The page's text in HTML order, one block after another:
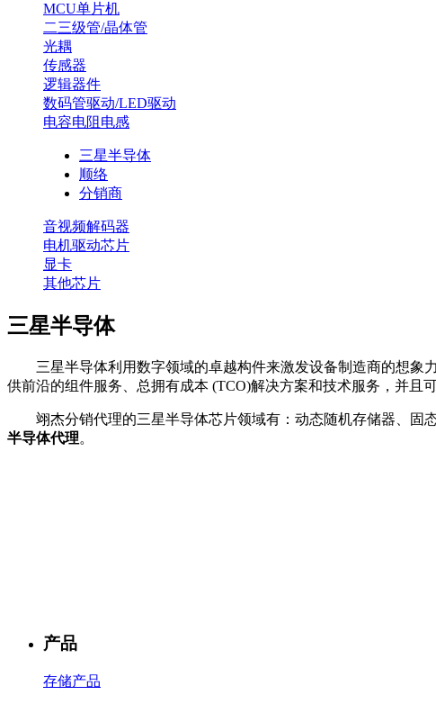
MCU单片机
二三级管/晶体管
光耦
传感器
逻辑器件
数码管驱动/LED驱动
电容电阻电感
三星半导体
顺络
分销商
音视频解码器
电机驱动芯片
显卡
其他芯片
三星半导体
三星半导体利用数字领域的卓越构件来激发设备制造商的想象
供前沿的组件服务、总拥有成本 (TCO)解决方案和技术服务，并
翊杰分销代理的三星半导体芯片领域有：动态随机存储器、固
半导体代理。
产品
存储产品